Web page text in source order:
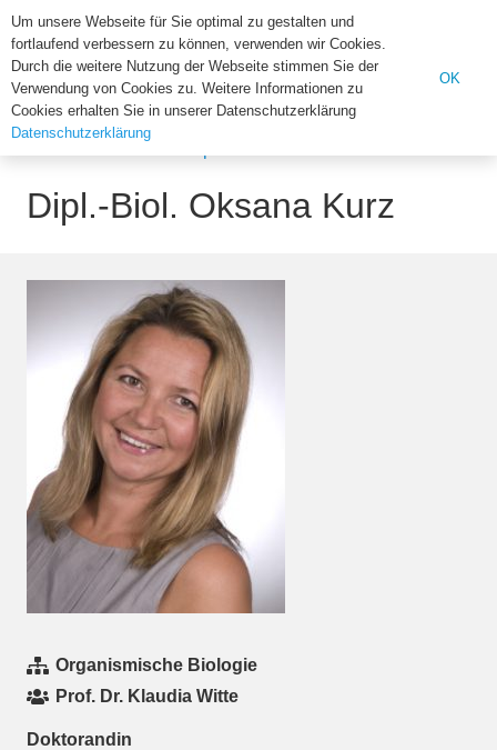
Institut für Biologie der
Suchen
nach:
Dipl.-Biol. Oksana Kurz
Organismische Biologie
Prof. Dr. Klaudia Witte
Doktorandin
Um unsere Webseite für Sie optimal zu gestalten und
fortlaufend verbessern zu können, verwenden wir Cookies.
Durch die weitere Nutzung der Webseite stimmen Sie der
Verwendung von Cookies zu. Weitere Informationen zu
Cookies erhalten Sie in unserer Datenschutzerklärung
Datenschutzerklärung
OK